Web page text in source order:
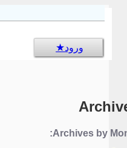
ورود
Archives by